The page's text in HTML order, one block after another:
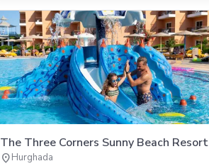
The Three Corners Sunny Beach Resort
location_onHurghada